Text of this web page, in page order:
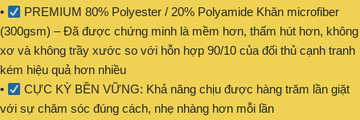
•
PREMIUM 80% Polyester / 20% Polyamide Khăn microfiber
(300gsm) – Đã được chứng minh là mềm hơn, thấm hút hơn, không
xơ và không trầy xước so với hỗn hợp 90/10 của đối thủ cạnh tranh
kém hiệu quả hơn nhiều
•
CỰC KỲ BỀN VỮNG: Khả năng chịu được hàng trăm lần giặt
với sự chăm sóc đúng cách, nhẹ nhàng hơn mỗi lần